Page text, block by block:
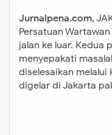
Jurnalpena.com,
Persatuan
jalan ke luar. Kedua
menyepakati
diselesaikan melalui
digelar di Jakarta